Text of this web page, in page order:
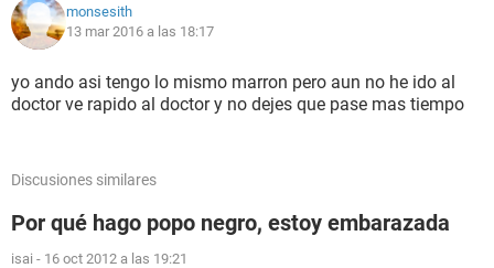
monsesith
13 mar 2016 a las 18:17
yo ando asi tengo lo mismo marron pero aun no he ido al
doctor ve rapido al doctor y no dejes que pase mas tiempo
Discusiones similares
Por qué hago popo negro, estoy embarazada
isai - 16 oct 2012 a las 19:21